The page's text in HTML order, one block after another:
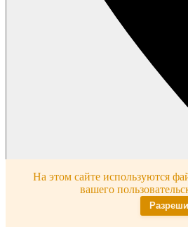
На этом сайте используются
вашего